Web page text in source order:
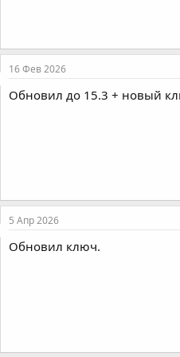
16 Фев 2026
Обновил до 15.3 + новый
5 Апр 2026
Обновил ключ.